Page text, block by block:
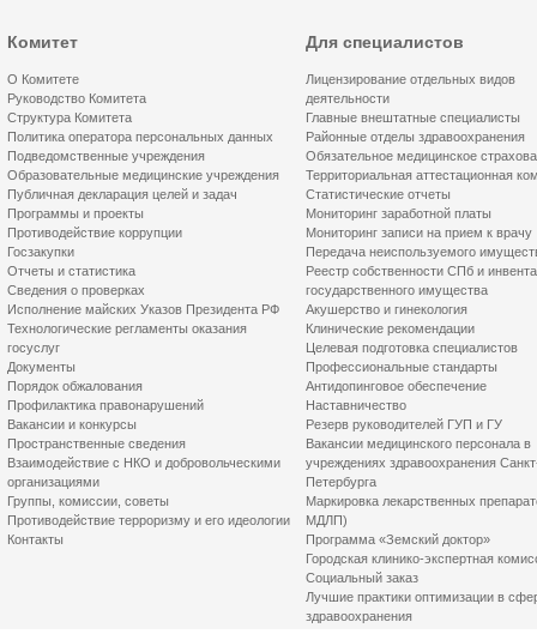
Комитет
О Комитете
Руководство Комитета
Структура Комитета
Политика оператора персональных данных
Подведомственные учреждения
Образовательные медицинские учреждения
Публичная декларация целей и задач
Программы и проекты
Противодействие коррупции
Госзакупки
Отчеты и статистика
Сведения о проверках
Исполнение майских Указов Президента РФ
Технологические регламенты оказания
госуслуг
Документы
Порядок обжалования
Профилактика правонарушений
Вакансии и конкурсы
Пространственные сведения
Взаимодействие с НКО и добровольческими
организациями
Группы, комиссии, советы
Противодействие терроризму и его идеологии
Контакты
Для специалистов
Лицензирование отдельных видов
деятельности
Главные внештатные специалисты
Районные отделы здравоохранения
Обязательное медицинское
Территориальная аттестационная
Статистические отчеты
Мониторинг заработной платы
Мониторинг записи на прием к врачу
Передача неиспользуемого
Реестр собственности СПб и
государственного имущества
Акушерство и гинекология
Клинические рекомендации
Целевая подготовка специалистов
Профессиональные стандарты
Антидопинговое обеспечение
Наставничество
Резерв руководителей ГУП и ГУ
Вакансии медицинского персонала в
учреждениях здравоохранения
Петербурга
Маркировка лекарственных
МДЛП)
Программа «Земский доктор»
Городская клинико-экспертная
Социальный заказ
Лучшие практики оптимизации в
здравоохранения